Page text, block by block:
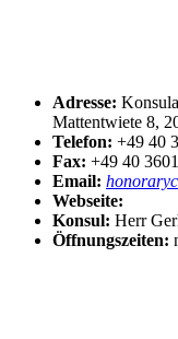
Adresse:
Mattentwiete 8,
Telefon: +49 40
Fax: +49 40
Email:
Webseite:
Konsul: Herr
Öffnungszeiten: